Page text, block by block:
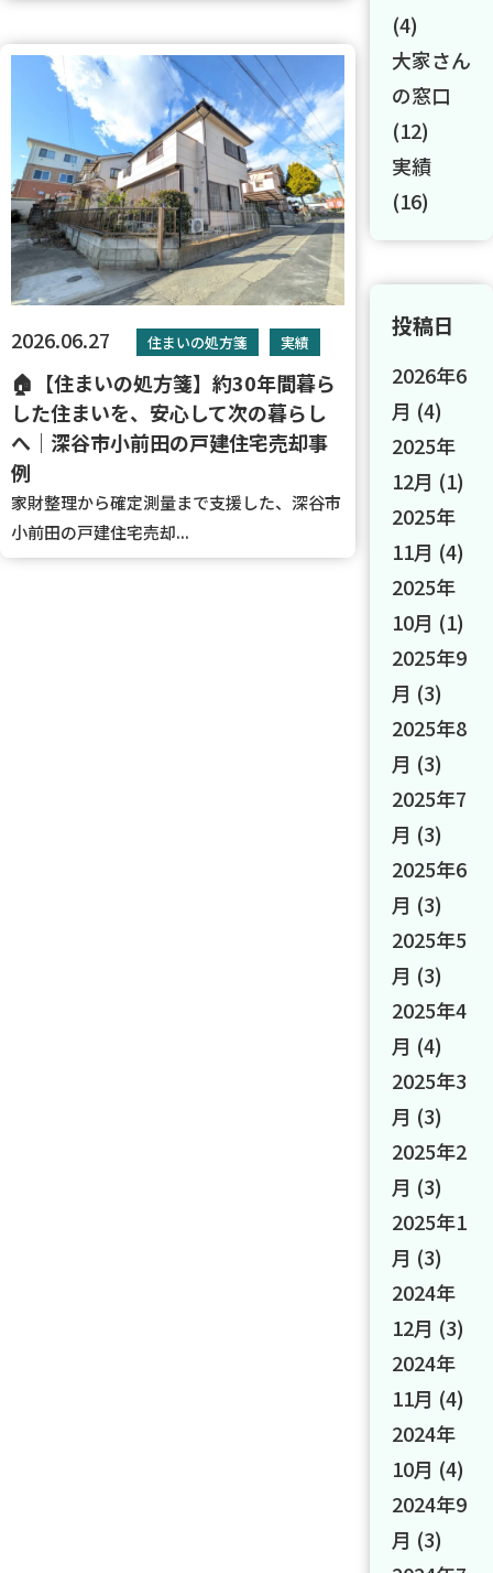
2026.06.27 住まいの処方箋 実績
🏠【住まいの処方箋】約30年間暮ら
した住まいを、安心して次の暮らし
へ｜深谷市小前田の戸建住宅売却事
例
家財整理から確定測量まで支援した、深谷市
小前田の戸建住宅売却...
(4)
大家さん
の窓口
(12)
実績
(16)
投稿日
2026年6
月 (4)
2025年
12月 (1)
2025年
11月 (4)
2025年
10月 (1)
2025年9
月 (3)
2025年8
月 (3)
2025年7
月 (3)
2025年6
月 (3)
2025年5
月 (3)
2025年4
月 (4)
2025年3
月 (3)
2025年2
月 (3)
2025年1
月 (3)
2024年
12月 (3)
2024年
11月 (4)
2024年
10月 (4)
2024年9
月 (3)